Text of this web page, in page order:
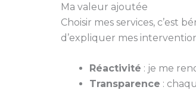
Ma valeur ajoutée
Choisir mes services, c’est
d’expliquer mes
Réactivité : je me
Transparence :